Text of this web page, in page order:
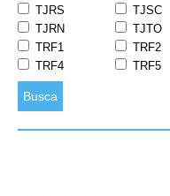
TJRS
TJSC
TJRN
TJTO
TRF1
TRF2
TRF4
TRF5
Busca